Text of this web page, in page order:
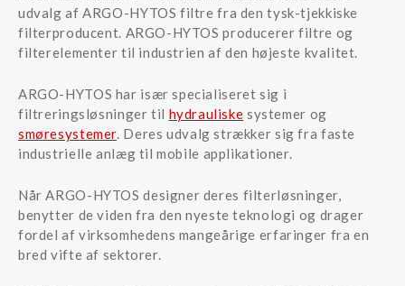
udvalg af ARGO-HYTOS filtre fra den tysk-tjekkiske
filterproducent. ARGO-HYTOS producerer filtre og
filterelementer til industrien af den højeste kvalitet.
ARGO-HYTOS har især specialiseret sig i
filtreringsløsninger til hydrauliske systemer og
smøresystemer. Deres udvalg strækker sig fra faste
industrielle anlæg til mobile applikationer.
Når ARGO-HYTOS designer deres filterløsninger,
benytter de viden fra den nyeste teknologi og drager
fordel af virksomhedens mangeårige erfaringer fra en
bred vifte af sektorer.